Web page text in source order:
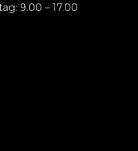
9.00 – 17.00